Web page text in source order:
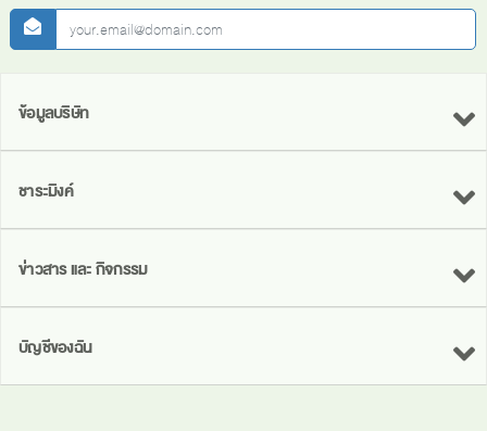
newsletter
ข้อมูลบริษัท
ชาระมิงค์
ข่าวสาร และ กิจกรรม
บัญชีของฉัน